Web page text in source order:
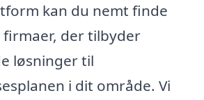
kan du nemt finde
der tilbyder
løsninger til
i dit område. Vi